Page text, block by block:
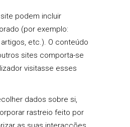
podem incluir
(por exemplo:
etc.). O conteúdo
sites comporta-se
visitasse esses
dados sobre si,
rastreio feito por